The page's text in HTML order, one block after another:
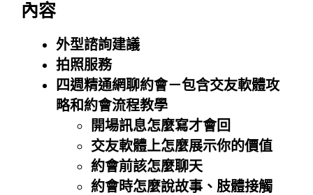
內容
外型諮詢建議
拍照服務
四週精通網聊約會－包含交友軟體攻
略和約會流程教學
開場訊息怎麼寫才會回
交友軟體上怎麼展示你的價值
約會前該怎麼聊天
約會時怎麼說故事、肢體接觸